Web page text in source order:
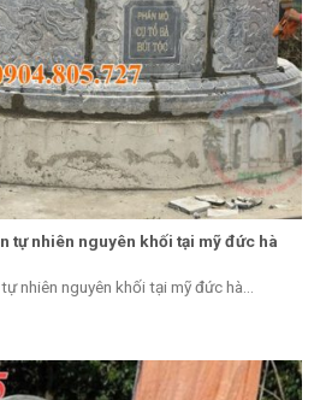
tự nhiên nguyên khối tại mỹ đức hà
nhiên nguyên khối tại mỹ đức hà...